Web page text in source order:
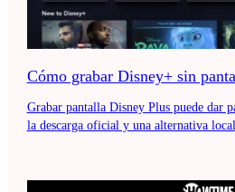
Cómo grabar Disney+ sin
Grabar pantalla Disney Plus puede dar
la descarga oficial y una alternativa